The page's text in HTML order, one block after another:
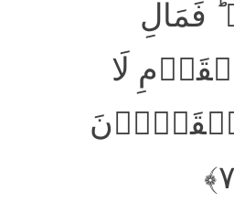
فَمَالِ
لَا